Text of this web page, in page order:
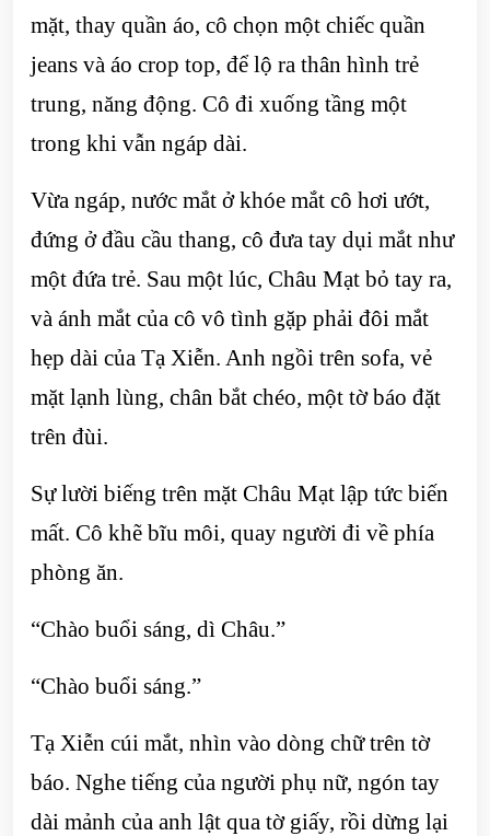
mặt, thay quần áo, cô chọn một chiếc quần
jeans và áo crop top, để lộ ra thân hình trẻ
trung, năng động. Cô đi xuống tầng một
trong khi vẫn ngáp dài.
Vừa ngáp, nước mắt ở khóe mắt cô hơi ướt,
đứng ở đầu cầu thang, cô đưa tay dụi mắt như
một đứa trẻ. Sau một lúc, Châu Mạt bỏ tay ra,
và ánh mắt của cô vô tình gặp phải đôi mắt
hẹp dài của Tạ Xiễn. Anh ngồi trên sofa, vẻ
mặt lạnh lùng, chân bắt chéo, một tờ báo đặt
trên đùi.
Sự lười biếng trên mặt Châu Mạt lập tức biến
mất. Cô khẽ bĩu môi, quay người đi về phía
phòng ăn.
“Chào buổi sáng, dì Châu.”
“Chào buổi sáng.”
Tạ Xiễn cúi mắt, nhìn vào dòng chữ trên tờ
báo. Nghe tiếng của người phụ nữ, ngón tay
dài mảnh của anh lật qua tờ giấy, rồi dừng lại